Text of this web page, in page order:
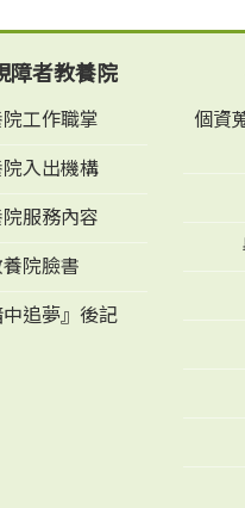
障者教養院
工作職掌
入出機構
服務內容
養院臉書
中追夢』後記
個資